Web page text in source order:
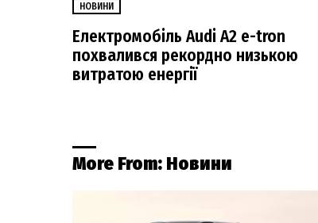
НОВИНИ
Електромобіль Audi A2 e-tron
похвалився рекордно низькою
витратою енергії
More From: Новини